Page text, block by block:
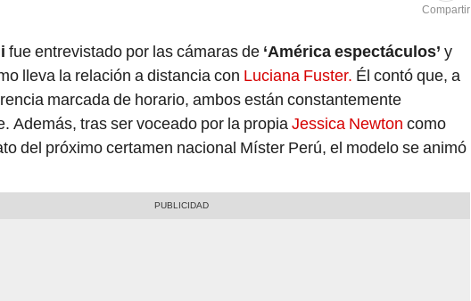
Compartir
fue entrevistado por las cámaras de ‘América espectáculos’ y
lleva la relación a distancia con Luciana Fuster. Él contó que, a
marcada de horario, ambos están constantemente
Además, tras ser voceado por la propiaJessica Newton como
del próximo certamen nacional Míster Perú, el modelo se animó